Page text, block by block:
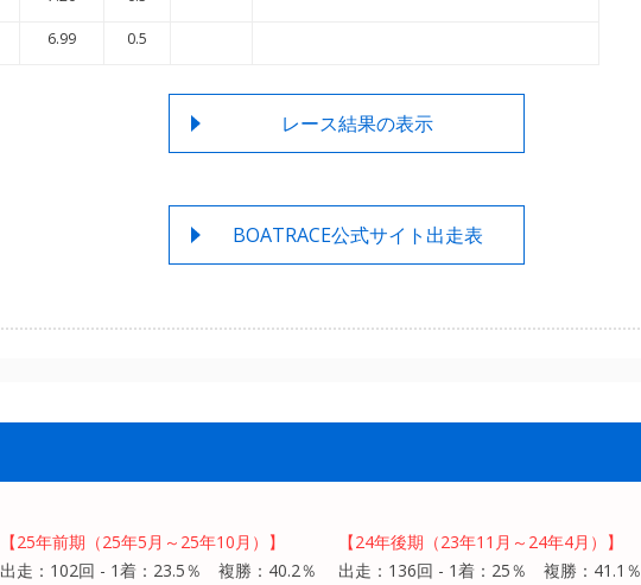
6.99 0.5
レース結果の表示
BOATRACE公式サイト出走表
【25年前期（25年5月～25年10月）】
出走：102回 - 1着：23.5％ 複勝：40.2％
【24年後期（23年11月～24年4月）】
出走：136回 - 1着：25％ 複勝：41.1％